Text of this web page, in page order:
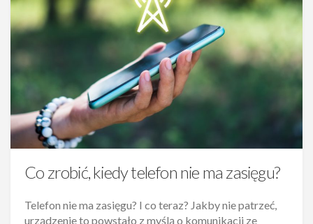
Co zrobić, kiedy telefon nie ma zasięgu?
Telefon nie ma zasięgu? I co teraz? Jakby nie patrzeć,
urządzenie to powstało z myślą o komunikacji ze